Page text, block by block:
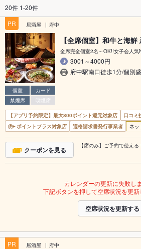
20件 1-20件
PR
居酒屋 府中
個室
カード
禁煙席
喫煙席
【全席個室】和牛と海
全席完全個室2名～OK!!女子会人
3001～4000円
府中駅南口徒歩1分/個別
【アプリ予約限定】最大800ポイント還元対象店
口コミ
ポイントプラス対象店
適格請求書発行事業者 ネッ
クーポンを見る 【席のみ】ご予約で使え
カレンダーの更新に失敗しま
下記ボタンを押して空席状況を更新
空席状況を更新する
PR 居酒屋 府中